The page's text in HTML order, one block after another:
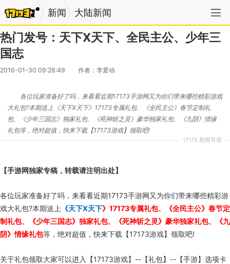
新闻 大陆新闻
热门发号：天下X天下、全民主公、少年三
国志
2016-01-30 09:28:49 作者：李爱动
17173 新闻导语
各位玩家准备好了吗，来看看近期17173手游网又为你们带来哪些精彩游戏
大礼包?本期送上《天下X天下》17173专属礼包、《全民主公》春节定制礼
包、《少年三国志》独家礼包、《死神斩之灵》豪华独家礼包、《九阴》情缘
礼包等，绝对超值，快来下载【17173游戏】领取吧!
【手游网独家专稿，转载请注明出处】
各位玩家准备好了吗，来看看近期17173手游网又为你们带来哪些精彩游
戏大礼包?本期送上 《天下X天下》17173专属礼包、《全民主公》春节定
制礼包、《少年三国志》独家礼包、《死神斩之灵》豪华独家礼包、《九
阴》情缘礼包等，绝对超值，快来下载【17173游戏】领取吧!
关于礼包领取大家可以进入【17173游戏】--【礼包】--【手游】选项卡